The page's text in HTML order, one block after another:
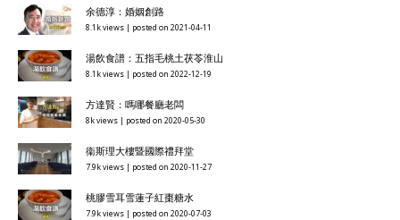
余德淳：婚姻創路
8.1k views | posted on 2021-04-11
湯飲食譜：五指毛桃土茯苓淮山
8.1k views | posted on 2022-12-19
方達賢：嗎哪餐廳老闆
8k views | posted on 2020-05-30
衞斯理大樓暨國際禮拜堂
7.9k views | posted on 2020-11-27
桃膠雪耳雪蓮子紅棗糖水
7.9k views | posted on 2020-07-03